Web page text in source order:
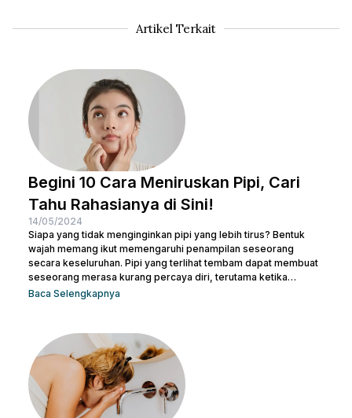
Artikel Terkait
Begini 10 Cara Meniruskan Pipi, Cari
Tahu Rahasianya di Sini!
14/05/2024
Siapa yang tidak menginginkan pipi yang lebih tirus? Bentuk
wajah memang ikut memengaruhi penampilan seseorang
secara keseluruhan. Pipi yang terlihat tembam dapat membuat
seseorang merasa kurang percaya diri, terutama ketika
berfoto atau bertemu orang baru. Namun, jangan khawatir! Ada
Beauties bisa mulai mengubah pola hidup yang lebih sehat
untuk menjaga kesehatan sekaligus meniruskan pipi. Tentu
masih ada cara lainnya untuk membuat...
Baca Selengkapnya